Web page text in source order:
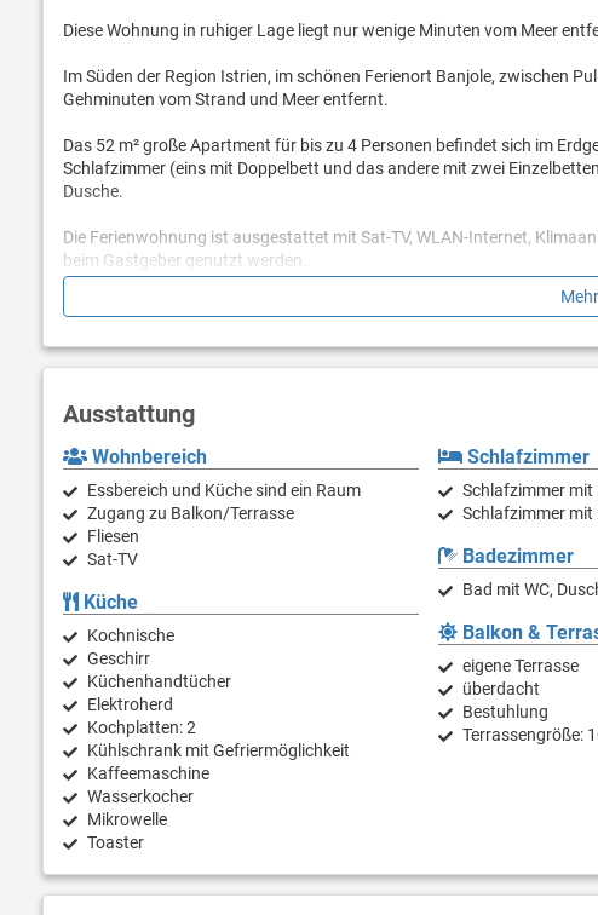
Diese Wohnung in ruhiger Lage liegt nur wenige Minuten vom Meer
Im Süden der Region Istrien, im schönen Ferienort Banjole, zwischen
Gehminuten vom Strand und Meer entfernt.
Das 52 m² große Apartment für bis zu 4 Personen befindet sich im
Schlafzimmer (eins mit Doppelbett und das andere mit zwei
Dusche.
Die Ferienwohnung ist ausgestattet mit Sat-TV, WLAN-Internet,
beim Gastgeber genutzt werden.
Im Außenbereich erwartet Sie eine eigene überdachte Terrasse, und
Ausstattung
Wohnbereich
Essbereich und Küche sind ein Raum
Zugang zu Balkon/Terrasse
Fliesen
Sat-TV
Küche
Kochnische
Geschirr
Küchenhandtücher
Elektroherd
Kochplatten: 2
Kühlschrank mit Gefriermöglichkeit
Kaffeemaschine
Wasserkocher
Mikrowelle
Toaster
Schlafzimmer
Schlafzimmer mit
Schlafzimmer mit
Badezimmer
Bad mit WC,
Balkon &
eigene Terrasse
überdacht
Bestuhlung
Terrassengröße: